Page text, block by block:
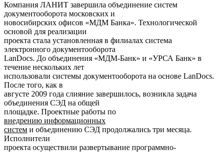
Компания ЛАНИТ завершила объединение систем
документооборота московских и
новосибирских офисов «МДМ Банка». Технологической
основой для реализации
проекта стала установленная в филиалах система
электронного документооборота
LanDocs. До объединения «МДМ-Банк» и «УРСА Банк» в
течение нескольких лет
использовали системы документооборота на основе LanDocs.
После того, как в
августе 2009 года слияние завершилось, возникла задача
объединения СЭД на общей
площадке. Проектные работы по
внедрению информационных
систем и объединению СЭД продолжались три месяца.
Исполнители
проекта осуществили развертывание программно-